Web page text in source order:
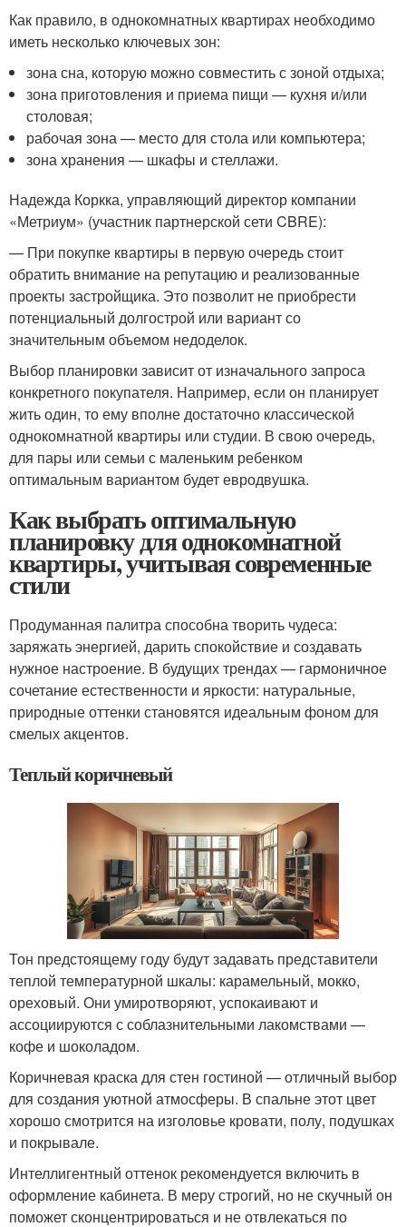
Как правило, в однокомнатных квартирах необходимо
иметь несколько ключевых зон:
зона сна, которую можно совместить с зоной отдыха;
зона приготовления и приема пищи — кухня и/или
столовая;
рабочая зона — место для стола или компьютера;
зона хранения — шкафы и стеллажи.
Надежда Коркка, управляющий директор компании
«Метриум» (участник партнерской сети CBRE):
— При покупке квартиры в первую очередь стоит
обратить внимание на репутацию и реализованные
проекты застройщика. Это позволит не приобрести
потенциальный долгострой или вариант со
значительным объемом недоделок.
Выбор планировки зависит от изначального запроса
конкретного покупателя. Например, если он планирует
жить один, то ему вполне достаточно классической
однокомнатной квартиры или студии. В свою очередь,
для пары или семьи с маленьким ребенком
оптимальным вариантом будет евродвушка.
Как выбрать оптимальную
планировку для однокомнатной
квартиры, учитывая современные
стили
Продуманная палитра способна творить чудеса:
заряжать энергией, дарить спокойствие и создавать
нужное настроение. В будущих трендах — гармоничное
сочетание естественности и яркости: натуральные,
природные оттенки становятся идеальным фоном для
смелых акцентов.
Теплый коричневый
Тон предстоящему году будут задавать представители
теплой температурной шкалы: карамельный, мокко,
ореховый. Они умиротворяют, успокаивают и
ассоциируются с соблазнительными лакомствами —
кофе и шоколадом.
Коричневая краска для стен гостиной — отличный выбор
для создания уютной атмосферы. В спальне этот цвет
хорошо смотрится на изголовье кровати, полу, подушках
и покрывале.
Интеллигентный оттенок рекомендуется включить в
оформление кабинета. В меру строгий, но не скучный он
поможет сконцентрироваться и не отвлекаться по